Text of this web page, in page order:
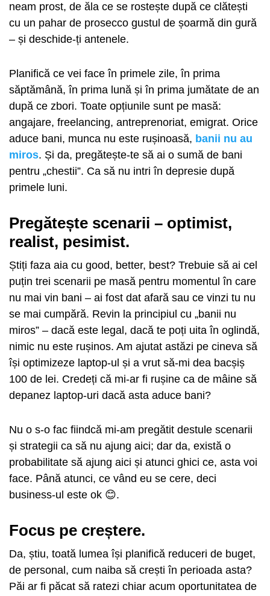
neam prost, de ăla ce se rostește după ce clătești
cu un pahar de prosecco gustul de șoarmă din gură
– și deschide-ți antenele.
Planifică ce vei face în primele zile, în prima
săptămână, în prima lună și în prima jumătate de an
după ce zbori. Toate opțiunile sunt pe masă:
angajare, freelancing, antreprenoriat, emigrat. Orice
aduce bani, munca nu este rușinoasă, banii nu au
miros. Și da, pregătește-te să ai o sumă de bani
pentru „chestii”. Ca să nu intri în depresie după
primele luni.
Pregătește scenarii – optimist,
realist, pesimist.
Știți faza aia cu good, better, best? Trebuie să ai cel
puțin trei scenarii pe masă pentru momentul în care
nu mai vin bani – ai fost dat afară sau ce vinzi tu nu
se mai cumpără. Revin la principiul cu „banii nu
miros” – dacă este legal, dacă te poți uita în oglindă,
nimic nu este rușinos. Am ajutat astăzi pe cineva să
își optimizeze laptop-ul și a vrut să-mi dea bacșiș
100 de lei. Credeți că mi-ar fi rușine ca de mâine să
depanez laptop-uri dacă asta aduce bani?
Nu o s-o fac fiindcă mi-am pregătit destule scenarii
și strategii ca să nu ajung aici; dar da, există o
probabilitate să ajung aici și atunci ghici ce, asta voi
face. Până atunci, ce vând eu se cere, deci
business-ul este ok 😊.
Focus pe creștere.
Da, știu, toată lumea își planifică reduceri de buget,
de personal, cum naiba să crești în perioada asta?
Păi ar fi păcat să ratezi chiar acum oportunitatea de